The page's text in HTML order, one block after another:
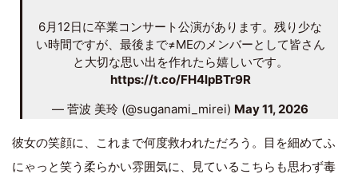
6月12日に卒業コンサート公演があります。残り少な
い時間ですが、最後まで≠MEのメンバーとして皆さん
と大切な思い出を作れたら嬉しいです。
https://t.co/FH4lpBTr9R
— 菅波 美玲 (@suganami_mirei) May 11, 2026
彼女の笑顔に、これまで何度救われただろう。目を細めてふ
にゃっと笑う柔らかい雰囲気に、見ているこちらも思わず毒